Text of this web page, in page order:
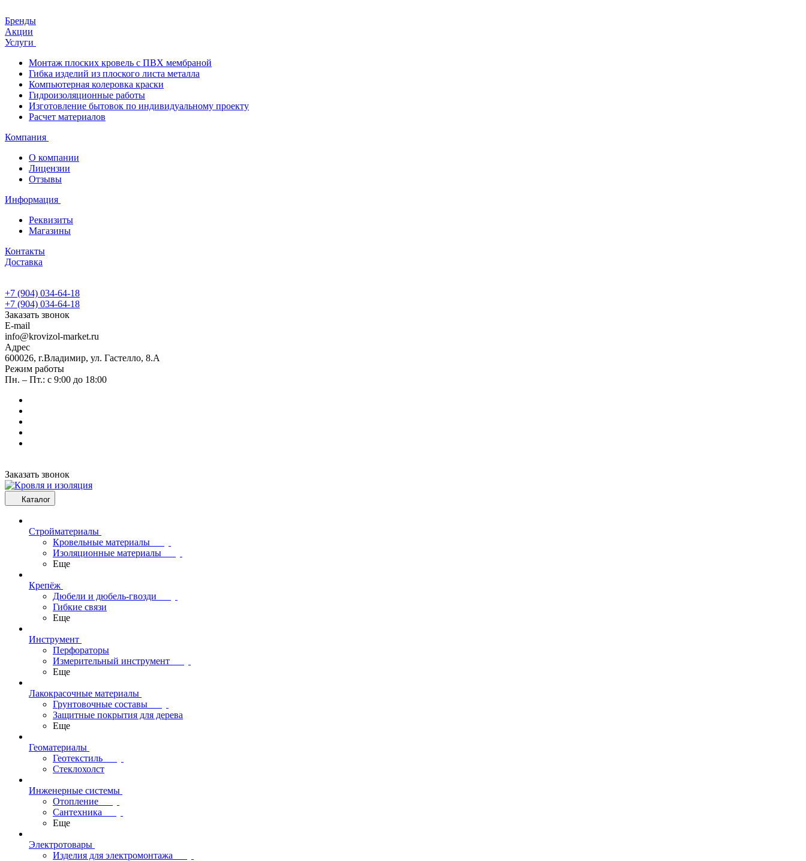
Бренды
Акции
Услуги
Монтаж плоских кровель с ПВХ мембраной
Гибка изделий из плоского листа металла
Компьютерная колеровка краски
Гидроизоляционные работы
Изготовление бытовок по индивидуальному проекту
Расчет материалов
Компания
О компании
Лицензии
Отзывы
Информация
Реквизиты
Магазины
Контакты
Доставка
+7 (904) 034-64-18
+7 (904) 034-64-18
Заказать звонок
E-mail
info@krovizol-market.ru
Адрес
600026, г.Владимир, ул. Гастелло, 8.А
Режим работы
Пн. – Пт.: с 9:00 до 18:00
Заказать звонок
Каталог
Стройматериалы
Кровельные материалы
Изоляционные материалы
Еще
Крепёж
Дюбели и дюбель-гвозди
Гибкие связи
Еще
Инструмент
Перфораторы
Измерительный инструмент
Еще
Лакокрасочные материалы
Грунтовочные составы
Защитные покрытия для дерева
Еще
Геоматериалы
Геотекстиль
Стеклохолст
Инженерные системы
Отопление
Сантехника
Еще
Электротовары
Изделия для электромонтажа